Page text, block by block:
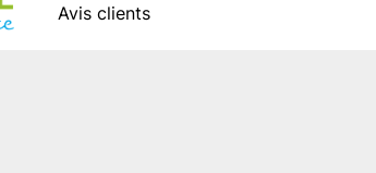
Avis clients